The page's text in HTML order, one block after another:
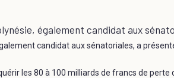
candidat aux sénatoriales, a
les 80 à 100 milliards de francs de perte